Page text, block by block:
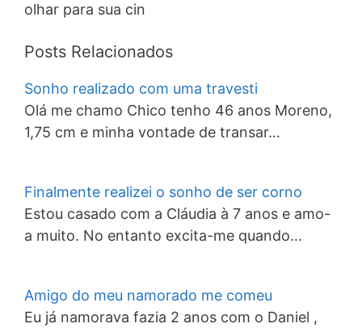
olhar para sua cin
Posts Relacionados
Sonho realizado com uma travesti
Olá me chamo Chico tenho 46 anos Moreno,
1,75 cm e minha vontade de transar…
Finalmente realizei o sonho de ser corno
Estou casado com a Cláudia à 7 anos e amo-
a muito. No entanto excita-me quando…
Amigo do meu namorado me comeu
Eu já namorava fazia 2 anos com o Daniel ,